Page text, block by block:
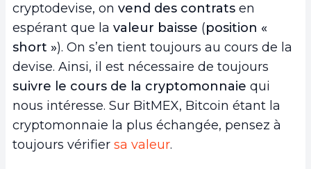
cryptodevise, on vend des contrats en
espérant que la valeur baisse (position «
short »). On s’en tient toujours au cours de la
devise. Ainsi, il est nécessaire de toujours
suivre le cours de la cryptomonnaie qui
nous intéresse. Sur BitMEX, Bitcoin étant la
cryptomonnaie la plus échangée, pensez à
toujours vérifier sa valeur.